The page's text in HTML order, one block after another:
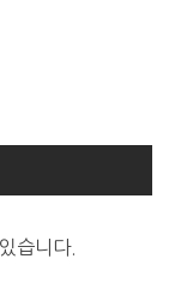
습니다.